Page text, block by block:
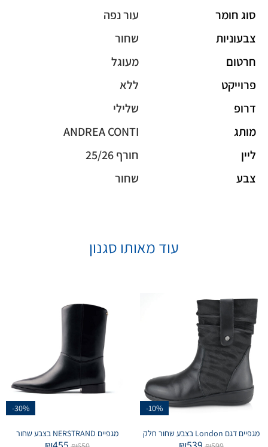
סוג חומר
עור נפה
צבעוניות
שחור
חרטום
מעוגל
פרוייקט
ללא
דרופ
שלילי
מותג
ANDREA CONTI
ליין
חורף 25/26
צבע
שחור
עוד מאותו סגנון
-10%
מגפיים דגם London בצבע שחור חלק
-30%
מגפיים NERSTRAND בצבע שחור